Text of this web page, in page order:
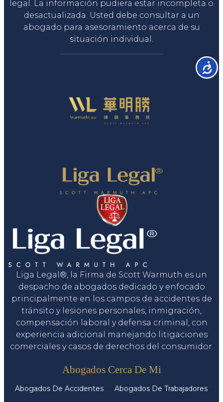
legal. La información pudiera estar incompleta o
desactualizada. Usted debe consultar a un
abogado para asesoramiento acerca de su
situación individual.
Liga Legal®, la Firma de Scott Warmuth es un
despacho de abogados dedicado y enfocado
principalmente en los campos de accidentes de
tránsito y lesiones personales, inmigración,
compensación laboral y defensa criminal, con
experiencia adicional manejando litigaciones
comerciales y casos de derechos del consumidor.
Abogados Cerca De Mi
Abogados De Accidentes Abogados De Trabajadores